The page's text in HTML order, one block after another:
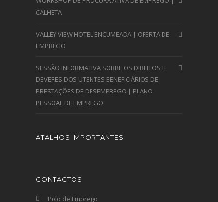
CALHETA
VALLEY VIEW HOTEL ENCUMEADA | OFERTA DE
EMPREGO
SESSÃO INFORMATIVA SOBRE OS DIREITOS E
DEVERES DOS UTENTES BENEFICIÁRIOS DE
PRESTAÇÕES DE DESEMPREGO | PLANO
PESSOAL DE EMPREGO
ATALHOS IMPORTANTES
CONTACTOS
Polo de Emprego